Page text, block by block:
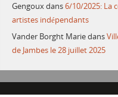
Gengouxdans6/10/2025: La
artistes indépendants
Vander Borght Mariedans
de Jambes le 28 juillet 2025